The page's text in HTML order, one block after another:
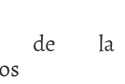
de la